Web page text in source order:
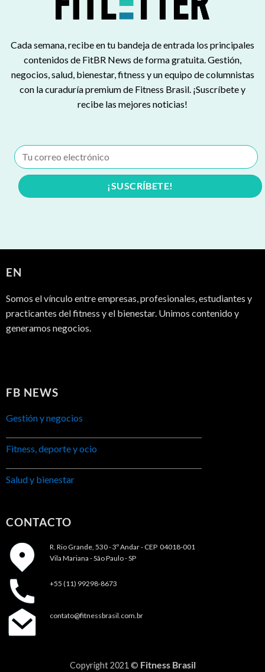
Cada semana, recibe en tu bandeja de entrada los principales
contenidos de FitBR News de forma gratuita. Gestión,
negocios, salud, bienestar, fitness y un equipo de columnistas
con la curaduría premium de Fitness Brasil. ¡Suscríbete y
recibe las mejores noticias!
EN
Somos el vínculo entre empresas, profesionales, estudiantes y
practicantes del fitness y el bienestar. Unimos contenido y
generamos negocios.
FB NEWS
Gestión y negocios
Fitness, deporte y ocio
Salud y bienestar
CONTACTO
R. Rio Grande, 530 - 3º Andar - CEP 04018-001
Vila Mariana - São Paulo - SP
+55 (11) 99298-8673
contato@fitnessbrasil.com.br
Copyright 2021 © Fitness Brasil